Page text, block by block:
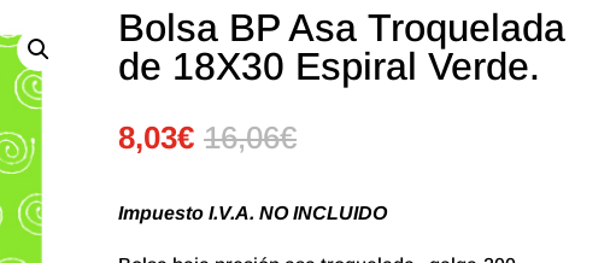
Bolsa BP Asa Troquelada
de 18X30 Espiral Verde.
8,03€ 16,06€
Impuesto I.V.A. NO INCLUIDO